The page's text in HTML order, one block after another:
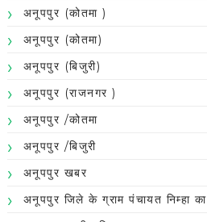
अनूपपुर (कोतमा )
अनूपपुर (कोतमा)
अनूपपुर (बिजुरी)
अनूपपुर (राजनगर )
अनूपपुर /कोतमा
अनूपपुर /बिजुरी
अनूपपुर खबर
अनूपपुर जिले के ग्राम पंचायत निम्हा का